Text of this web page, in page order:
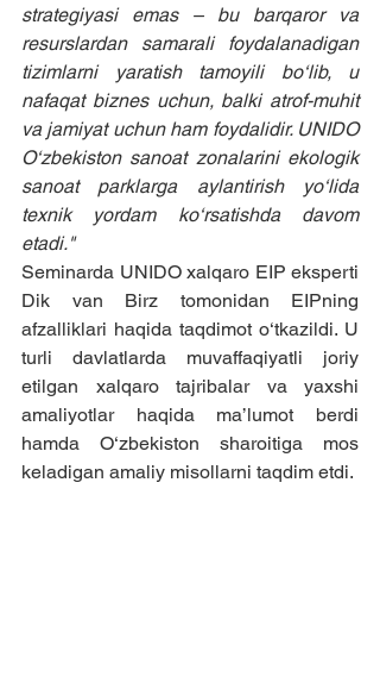
strategiyasi emas – bu barqaror va
resurslardan samarali foydalanadigan
tizimlarni yaratish tamoyili bo‘lib, u
nafaqat biznes uchun, balki atrof-muhit
va jamiyat uchun ham foydalidir. UNIDO
O‘zbekiston sanoat zonalarini ekologik
sanoat parklarga aylantirish yo‘lida
texnik yordam ko‘rsatishda davom
etadi."
Seminarda UNIDO xalqaro EIP eksperti
Dik van Birz tomonidan EIPning
afzalliklari haqida taqdimot o‘tkazildi. U
turli davlatlarda muvaffaqiyatli joriy
etilgan xalqaro tajribalar va yaxshi
amaliyotlar haqida ma’lumot berdi
hamda O‘zbekiston sharoitiga mos
keladigan amaliy misollarni taqdim etdi.